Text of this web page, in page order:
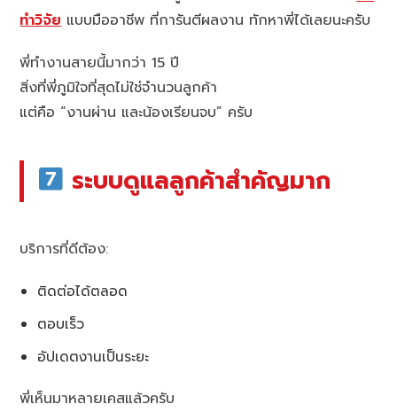
ทำวิจัย แบบมืออาชีพ ที่การันตีผลงาน ทักหาพี่ได้เลยนะครับ
พี่ทำงานสายนี้มากว่า 15 ปี
สิ่งที่พี่ภูมิใจที่สุดไม่ใช่จำนวนลูกค้า
แต่คือ “งานผ่าน และน้องเรียนจบ” ครับ
ระบบดูแลลูกค้าสำคัญมาก
บริการที่ดีต้อง:
ติดต่อได้ตลอด
ตอบเร็ว
อัปเดตงานเป็นระยะ
พี่เห็นมาหลายเคสแล้วครับ